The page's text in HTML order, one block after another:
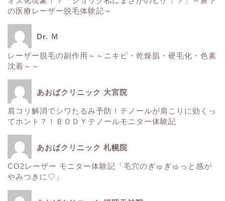
の医療レーザー脱毛体験記～
Dr. Ｍ
レーザー脱毛の副作用～～ニキビ・乾燥肌・硬毛化・色素
沈着～～
あおばクリニック 大宮院
肩コリ解消でシワたるみ予防！テノールが肩こりに効くっ
てホント？！ＢＯＤＹテノールモニター体験記
あおばクリニック 札幌院
CO2レーザー モニター体験記「毛穴のぎゅぎゅっと感が
やみつきに♡」
健康
肌
ウルトラアクセント